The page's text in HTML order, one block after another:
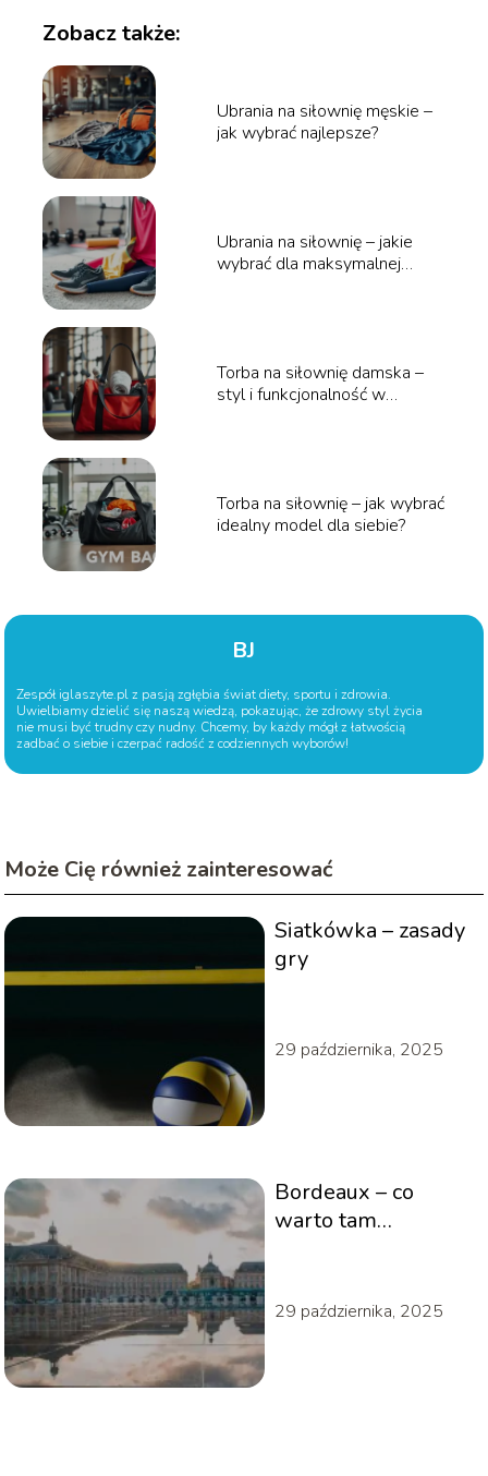
Zobacz także:
Ubrania na siłownię męskie –
jak wybrać najlepsze?
Ubrania na siłownię – jakie
wybrać dla maksymalnej
Torba na siłownię damska –
styl i funkcjonalność w
Torba na siłownię – jak wybrać
idealny model dla siebie?
BJ
Zespół iglaszyte.pl z pasją zgłębia świat diety, sportu i zdrowia.
Uwielbiamy dzielić się naszą wiedzą, pokazując, że zdrowy styl życia
nie musi być trudny czy nudny. Chcemy, by każdy mógł z łatwością
zadbać o siebie i czerpać radość z codziennych wyborów!
Może Cię również zainteresować
Siatkówka – zasady
gry
29 października, 2025
Bordeaux – co
warto tam
29 października, 2025